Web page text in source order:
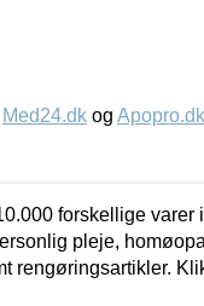
Med24.dk og Apopro.dk
forskellige varer
pleje,
rengøringsartikler.